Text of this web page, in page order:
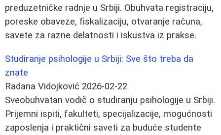
preduzetničke radnje u Srbiji. Obuhvata registraciju,
poreske obaveze, fiskalizaciju, otvaranje računa,
savete za razne delatnosti i iskustva iz prakse.
Studiranje psihologije u Srbiji: Sve što treba da
znate
Radana Vidojković 2026-02-22
Sveobuhvatan vodič o studiranju psihologije u Srbiji.
Prijemni ispiti, fakulteti, specijalizacije, mogućnosti
zaposlenja i praktični saveti za buduće studente